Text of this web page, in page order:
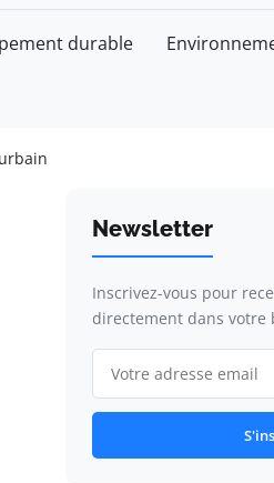
durable
Newsletter
Inscrivez-vous pour
directement dans votre